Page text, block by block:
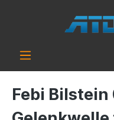
Febi Bilstein